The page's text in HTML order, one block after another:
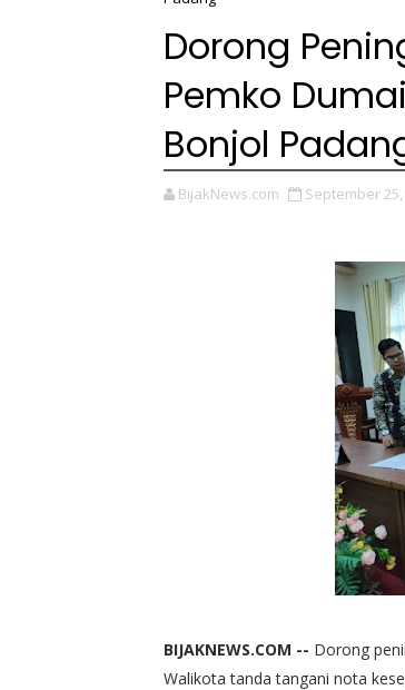
Dorong
Pemko
Bonjol
BijakNews.com September 25,
BIJAKNEWS.COM -- Dorong
Walikota tanda tangani nota